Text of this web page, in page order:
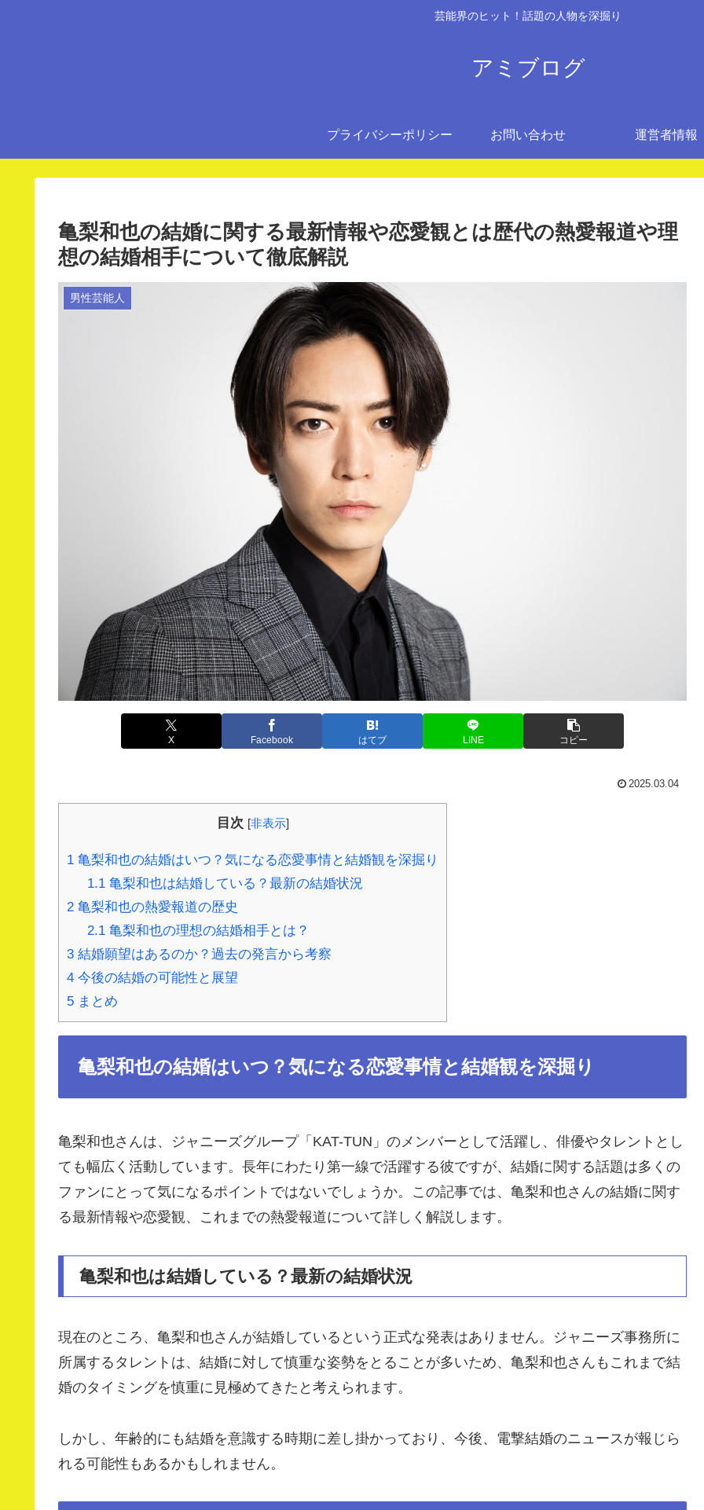
芸能界のヒット！話題の人物を深掘り
アミブログ
プライバシーポリシー お問い合わせ 運営者情報
亀梨和也の結婚に関する最新情報や恋愛観とは歴代の熱愛報道や理
想の結婚相手について徹底解説
男性芸能人
X Facebook はてブ LINE コピー
2025.03.04
目次 [非表示]
1 亀梨和也の結婚はいつ？気になる恋愛事情と結婚観を深掘り
1.1亀梨和也は結婚している？最新の結婚状況
2 亀梨和也の熱愛報道の歴史
2.1亀梨和也の理想の結婚相手とは？
3 結婚願望はあるのか？過去の発言から考察
4 今後の結婚の可能性と展望
5 まとめ
亀梨和也の結婚はいつ？気になる恋愛事情と結婚観を深掘り
亀梨和也さんは、ジャニーズグループ「KAT-TUN」のメンバーとして活躍し、俳優やタレントとし
ても幅広く活動しています。長年にわたり第一線で活躍する彼ですが、結婚に関する話題は多くの
ファンにとって気になるポイントではないでしょうか。この記事では、亀梨和也さんの結婚に関す
る最新情報や恋愛観、これまでの熱愛報道について詳しく解説します。
亀梨和也は結婚している？最新の結婚状況
現在のところ、亀梨和也さんが結婚しているという正式な発表はありません。ジャニーズ事務所に
所属するタレントは、結婚に対して慎重な姿勢をとることが多いため、亀梨和也さんもこれまで結
婚のタイミングを慎重に見極めてきたと考えられます。
しかし、年齢的にも結婚を意識する時期に差し掛かっており、今後、電撃結婚のニュースが報じら
れる可能性もあるかもしれません。